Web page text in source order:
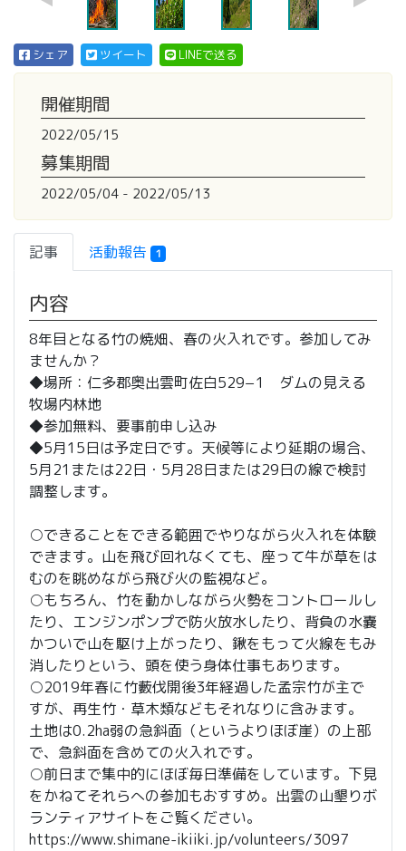
シェア ツイート LINEで送る
開催期間
2022/05/15
募集期間
2022/05/04 - 2022/05/13
記事 活動報告 1
内容
8年目となる竹の焼畑、春の火入れです。参加してみ
ませんか？
◆場所：仁多郡奥出雲町佐白529−1 ダムの見える
牧場内林地
◆参加無料、要事前申し込み
◆5月15日は予定日です。天候等により延期の場合、
5月21または22日・5月28日または29日の線で検討
調整します。
○できることをできる範囲でやりながら火入れを体験
できます。山を飛び回れなくても、座って牛が草をは
むのを眺めながら飛び火の監視など。
○もちろん、竹を動かしながら火勢をコントロールし
たり、エンジンポンプで防火放水したり、背負の水嚢
かついで山を駆け上がったり、鍬をもって火線をもみ
消したりという、頭を使う身体仕事もあります。
○2019年春に竹藪伐開後3年経過した孟宗竹が主で
すが、再生竹・草木類などもそれなりに含みます。
土地は0.2ha弱の急斜面（というよりほぼ崖）の上部
で、急斜面を含めての火入れです。
○前日まで集中的にほぼ毎日準備をしています。下見
をかねてそれらへの参加もおすすめ。出雲の山墾りボ
ランティアサイトをご覧ください。
https://www.shimane-ikiiki.jp/volunteers/3097